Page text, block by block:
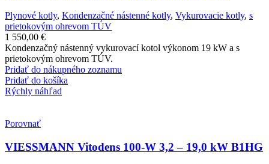
Plynové kotly, Kondenzačné nástenné kotly, Vykurovacie kotly, s
prietokovým ohrevom TÚV
1 550,00 €
Kondenzačný nástenný vykurovací kotol výkonom 19 kW a s
prietokovým ohrevom TÚV.
Pridať do nákupného zoznamu
Pridať do košíka
Rýchly náhľad
Porovnať
VIESSMANN Vitodens 100-W 3,2 – 19,0 kW B1HG